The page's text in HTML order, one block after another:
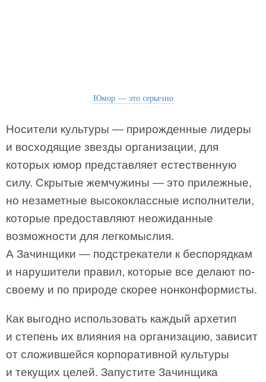
Юмор — это серьезно
Носители культуры — прирожденные лидеры
и восходящие звезды организации, для
которых юмор представляет естественную
силу. Скрытые жемчужины — это прилежные,
но незаметные высококлассные исполнители,
которые предоставляют неожиданные
возможности для легкомыслия.
А Зачинщики — подстрекатели к беспорядкам
и нарушители правил, которые все делают по-
своему и по природе скорее нонконформисты.
Как выгодно использовать каждый архетип
и степень их влияния на организацию, зависит
от сложившейся корпоративной культуры
и текущих целей. Запустите Зачинщика